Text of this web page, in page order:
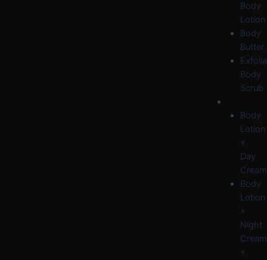
Body
Lotion
Body
Butter
Body
Scrub
Body
Lotion
+
Day
Cream
Body
Lotion
+
Night
Cream
+